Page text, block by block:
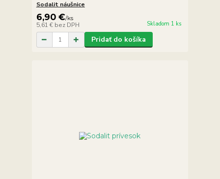
Sodalit náušnice
6,90 €/ks
5,61 € bez DPH Skladom 1 ks
Pridať do košíka